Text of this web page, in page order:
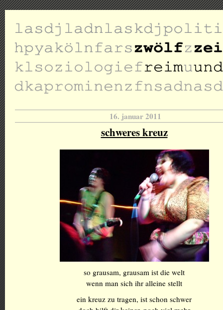
16. januar 2011
schweres kreuz
so grausam, grausam ist die welt
wenn man sich ihr alleine stellt
ein kreuz zu tragen, ist schon schwer